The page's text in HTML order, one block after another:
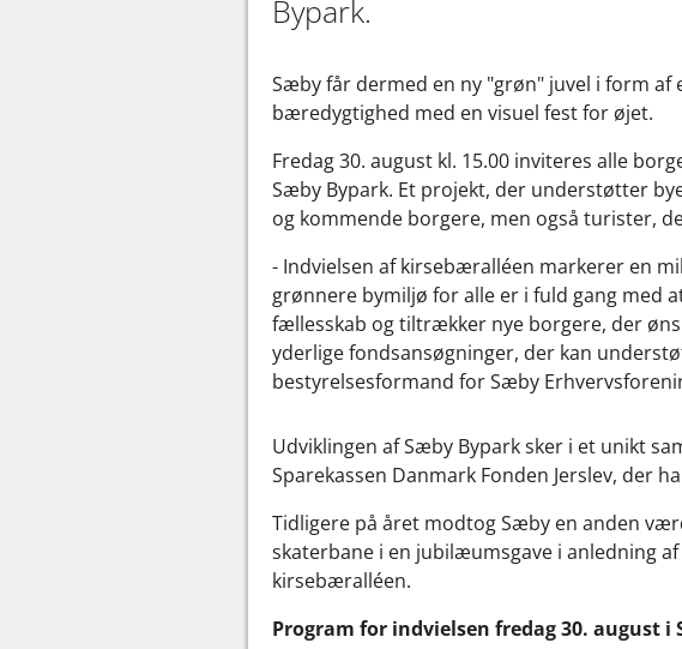
Bypark.
Sæby får dermed en ny "grøn" juvel i form
bæredygtighed med en visuel fest for øjet.
Fredag 30. august kl. 15.00 inviteres alle
Sæby Bypark. Et projekt, der understøtter
og kommende borgere, men også turister,
- Indvielsen af kirsebæralléen markerer en
grønnere bymiljø for alle er i fuld gang med
fællesskab og tiltrækker nye borgere, der
yderlige fondsansøgninger, der kan
bestyrelsesformand for Sæby
Udviklingen af Sæby Bypark sker i et unikt
Sparekassen Danmark Fonden Jerslev, der
Tidligere på året modtog Sæby en anden
skaterbane i en jubilæumsgave i anledning
kirsebæralléen.
Program for indvielsen fredag 30. august i